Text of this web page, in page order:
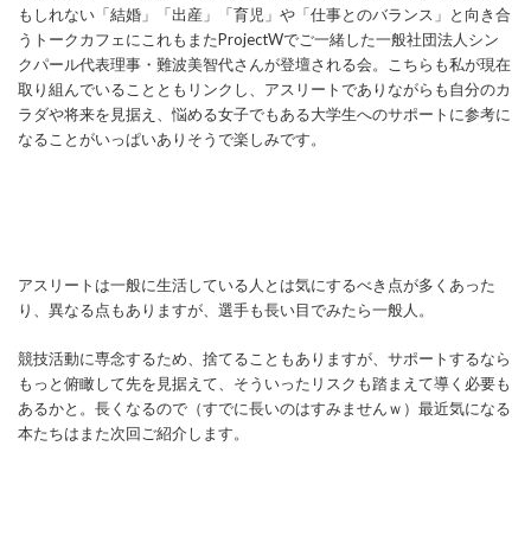
もしれない「結婚」「出産」「育児」や「仕事とのバランス」と向き合
うトークカフェにこれもまたProjectWでご一緒した一般社団法人シン
クパール代表理事・難波美智代さんが登壇される会。こちらも私が現在
取り組んでいることともリンクし、アスリートでありながらも自分のカ
ラダや将来を見据え、悩める女子でもある大学生へのサポートに参考に
なることがいっぱいありそうで楽しみです。
アスリートは一般に生活している人とは気にするべき点が多くあった
り、異なる点もありますが、選手も長い目でみたら一般人。
競技活動に専念するため、捨てることもありますが、サポートするなら
もっと俯瞰して先を見据えて、そういったリスクも踏まえて導く必要も
あるかと。長くなるので（すでに長いのはすみませんｗ）最近気になる
本たちはまた次回ご紹介します。